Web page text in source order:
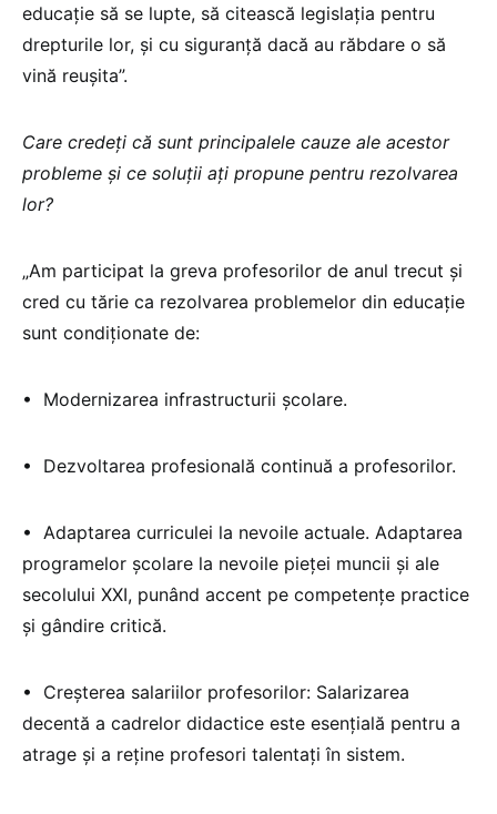
educație să se lupte, să citească legislația pentru
drepturile lor, și cu siguranță dacă au răbdare o să
vină reușita”.
Care credeți că sunt principalele cauze ale acestor
probleme și ce soluții ați propune pentru rezolvarea
lor?
„Am participat la greva profesorilor de anul trecut și
cred cu tărie ca rezolvarea problemelor din educație
sunt condiționate de:
•⁠ ⁠Modernizarea infrastructurii școlare.
•⁠ ⁠Dezvoltarea profesională continuă a profesorilor.
•⁠ ⁠Adaptarea curriculei la nevoile actuale. Adaptarea
programelor școlare la nevoile pieței muncii și ale
secolului XXI, punând accent pe competențe practice
și gândire critică.
•⁠ ⁠Creșterea salariilor profesorilor: Salarizarea
decentă a cadrelor didactice este esențială pentru a
atrage și a reține profesori talentați în sistem.